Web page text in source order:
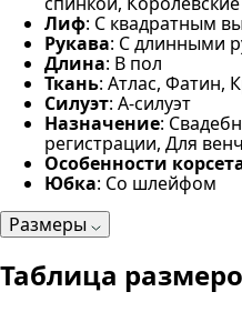
Лиф: С квадратным
Рукава: С длинными
Длина: В пол
Ткань: Атлас, Фатин,
Силуэт: А-силуэт
Назначение:
регистрации, Для
Особенности
Юбка: Со шлейфом
Размеры
Таблица